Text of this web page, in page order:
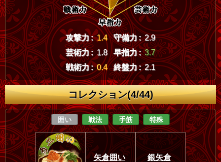
攻撃力 : 1.4 守備力 : 2.9
芸術力 : 1.8 早指力 : 3.7
戦術力 : 0.4 終盤力 : 2.1
コレクション(4/44)
囲い 戦法 手筋 特殊
矢倉囲い 銀矢倉